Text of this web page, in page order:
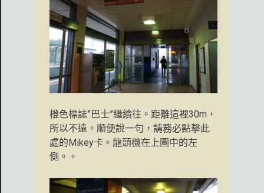
橙色標誌”巴士”繼續往。距離這裡30m，
所以不遠。順便說一句，請務必點擊此
處的Mikey卡。龍頭機在上圖中的左
側。。